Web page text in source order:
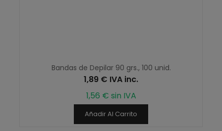
Bandas de Depilar 90 grs., 100 unid.
1,89 € IVA inc.
1,56 € sin IVA
Añadir Al Carrito